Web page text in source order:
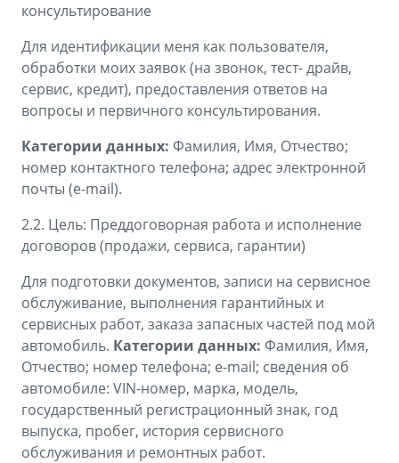
консультирование
Для идентификации меня как пользователя,
обработки моих заявок (на звонок, тест- драйв,
сервис, кредит), предоставления ответов на
вопросы и первичного консультирования.
Категории данных: Фамилия, Имя, Отчество;
номер контактного телефона; адрес электронной
почты (e-mail).
2.2. Цель: Преддоговорная работа и исполнение
договоров (продажи, сервиса, гарантии)
Для подготовки документов, записи на сервисное
обслуживание, выполнения гарантийных и
сервисных работ, заказа запасных частей под мой
автомобиль. Категории данных: Фамилия, Имя,
Отчество; номер телефона; e-mail; сведения об
автомобиле: VIN-номер, марка, модель,
государственный регистрационный знак, год
выпуска, пробег, история сервисного
обслуживания и ремонтных работ.